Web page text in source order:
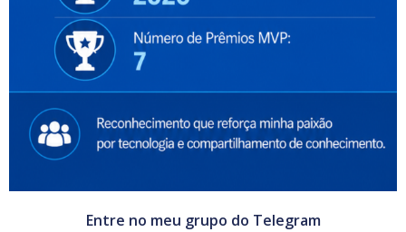
Entre no meu grupo do Telegram